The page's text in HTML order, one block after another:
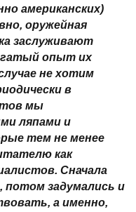
американских)
оружейная
заслуживают
опыт их
не хотим
в
мы
ляпами и
тем не менее
как
Сначала
потом задумались и
а именно,